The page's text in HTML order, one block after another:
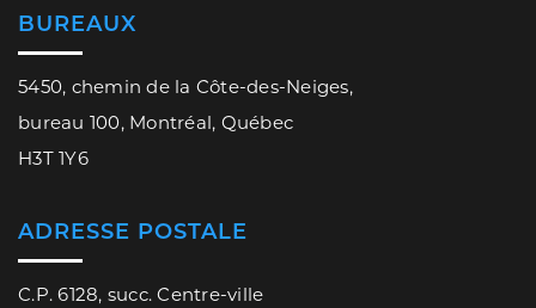
BUREAUX
5450, chemin de la Côte-des-Neiges,
bureau 100, Montréal, Québec
H3T 1Y6
ADRESSE POSTALE
C.P. 6128, succ. Centre-ville